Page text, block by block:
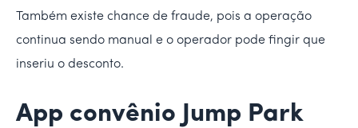
Também existe chance de fraude, pois a operação
continua sendo manual e o operador pode fingir que
inseriu o desconto.
App convênio Jump Park